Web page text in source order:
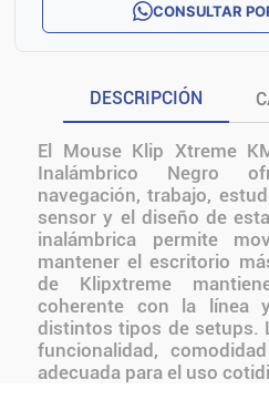
CONSULTAR
DESCRIPCIÓN
El Mouse Klip Xtreme
Inalámbrico Negro
navegación, trabajo,
sensor y el diseño de
inalámbrica permite
mantener el escritorio
de Klipxtreme
coherente con la línea
distintos tipos de setups.
funcionalidad,
adecuada para el uso